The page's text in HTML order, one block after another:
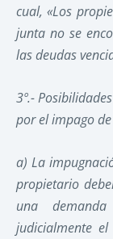
cual,«Los
junta no se
las deudas
3º.-
por el impago
a) La
propietario
una
judicialmente